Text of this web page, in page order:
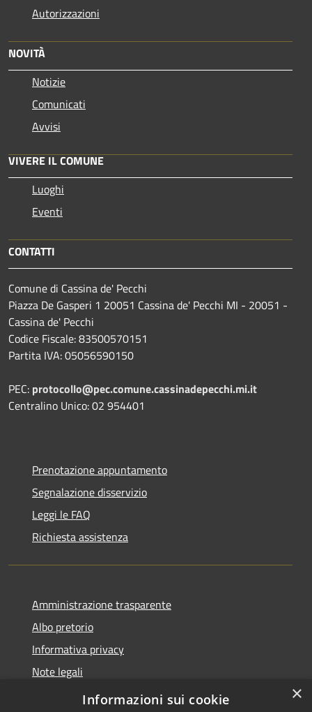
Autorizzazioni
NOVITÀ
Notizie
Comunicati
Avvisi
VIVERE IL COMUNE
Luoghi
Eventi
CONTATTI
Comune di Cassina de' Pecchi
Piazza De Gasperi 1 20051 Cassina de' Pecchi MI - 20051 -
Cassina de' Pecchi
Codice Fiscale: 83500570151
Partita IVA: 05056590150
PEC: protocollo@pec.comune.cassinadepecchi.mi.it
Centralino Unico: 02 954401
Prenotazione appuntamento
Segnalazione disservizio
Leggi le FAQ
Richiesta assistenza
Amministrazione trasparente
Albo pretorio
Informativa privacy
Note legali
Dichiarazione di accessibilità
×
Informazioni sui cookie